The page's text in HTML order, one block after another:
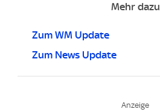
Mehr dazu
Zum WM Update
Zum News Update